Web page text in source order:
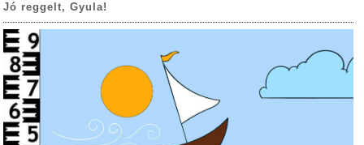
Jó reggelt, Gyula!